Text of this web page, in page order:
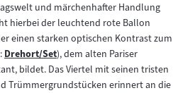
und märchenhafter Handlung
hierbei der leuchtend rote Ballon
einen starken optischen Kontrast zum
Zum
Inhalt:
Drehort/Set), dem alten Pariser
bildet. Das Viertel mit seinen tristen
Trümmergrundstücken erinnert an die